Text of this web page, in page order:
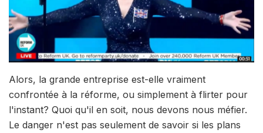
Alors, la grande entreprise est-elle vraiment
confrontée à la réforme, ou simplement à flirter pour
l'instant? Quoi qu'il en soit, nous devons nous méfier.
Le danger n'est pas seulement de savoir si les plans